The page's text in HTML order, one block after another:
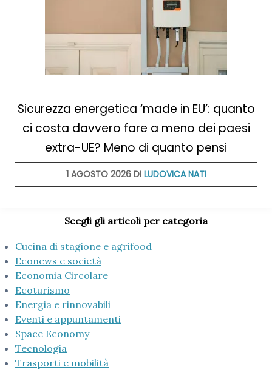
Sicurezza energetica ‘made in EU’: quanto
ci costa davvero fare a meno dei paesi
extra-UE? Meno di quanto pensi
1 AGOSTO 2026 DI LUDOVICA NATI
Scegli gli articoli per categoria
Cucina di stagione e agrifood
Econews e società
Economia Circolare
Ecoturismo
Energia e rinnovabili
Eventi e appuntamenti
Space Economy
Tecnologia
Trasporti e mobilità